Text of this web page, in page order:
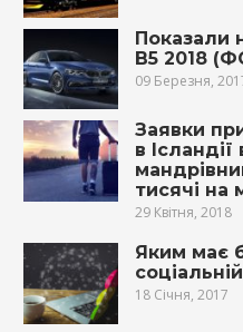
Показали
B5 2018
09 Березня,
Заявки
в
тисячі на
29 Квітня, 2018
Яким має
18 Січня, 2017